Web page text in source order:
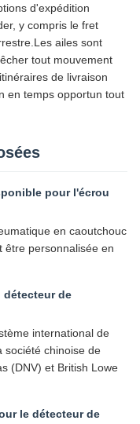
d'expédition
y compris le fret
ailes sont
tout mouvement
de livraison
en temps opportun tout
pour l'écrou
en caoutchouc
être personnalisée en
de
international de
société chinoise de
(DNV) et British Lowe
le détecteur de